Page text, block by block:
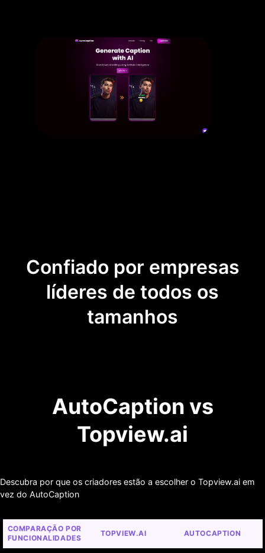
Confiado por empresas
líderes de todos os
tamanhos
AutoCaption vs
Topview.ai
Descubra por que os criadores estão a escolher o Topview.ai em
vez do AutoCaption
COMPARAÇÃO POR
FUNCIONALIDADES
TOPVIEW.AI AUTOCAPTION